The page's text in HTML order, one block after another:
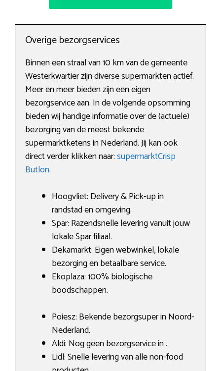
Overige bezorgservices
Binnen een straal van 10 km van de gemeente
Westerkwartier zijn diverse supermarkten actief.
Meer en meer bieden zijn een eigen
bezorgservice aan. In de volgende opsomming
bieden wij handige informatie over de (actuele)
bezorging van de meest bekende
supermarktketens in Nederland. Jij kan ook
direct verder klikken naar:supermarktCrisp
Butlon.
Hoogvliet: Delivery & Pick-up in
randstad en omgeving.
Spar: Razendsnelle levering vanuit jouw
lokale Spar filiaal.
Dekamarkt: Eigen webwinkel, lokale
bezorging en betaalbare service.
Ekoplaza: 100% biologische
boodschappen.
Poiesz: Bekende bezorgsuper in Noord-
Nederland.
Aldi: Nog geen bezorgservice in .
Lidl: Snelle levering van alle non-food